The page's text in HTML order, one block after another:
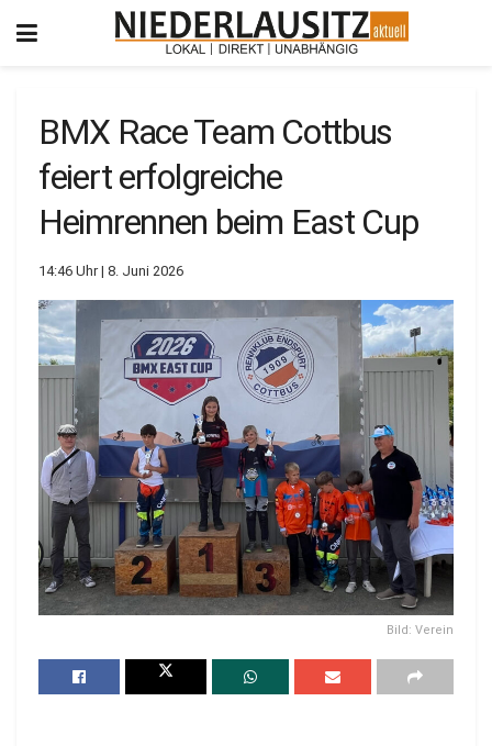
BMX Race Team Cottbus
feiert erfolgreiche
Heimrennen beim East Cup
14:46 Uhr | 8. Juni 2026
Bild: Verein